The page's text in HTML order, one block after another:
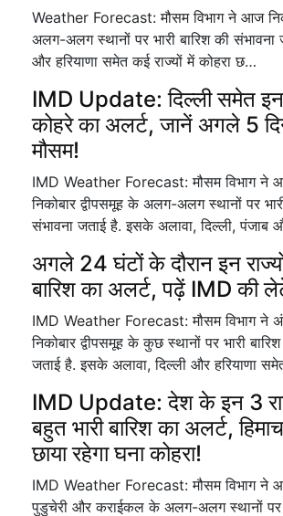
Weather Forecast: मौसम विभाग ने आज
अलग-अलग स्थानों पर भारी बारिश की संभावना
और हरियाणा समेत कई राज्यों में कोहरा छ…
IMD Update: दिल्ली समेत इन
कोहरे का अलर्ट, जानें अगले 5
मौसम!
IMD Weather Forecast: मौसम विभाग ने
निकोबार द्वीपसमूह के अलग-अलग स्थानों पर
संभावना जताई है. इसके अलावा, दिल्ली, पंजाब
अगले 24 घंटों के दौरान इन
बारिश का अलर्ट, पढ़ें IMD की
IMD Weather Forecast: मौसम विभाग ने
निकोबार द्वीपसमूह के कुछ स्थानों पर भारी
जताई है. इसके अलावा, दिल्ली और हरियाणा
IMD Update: देश के इन 3
बहुत भारी बारिश का अलर्ट,
छाया रहेगा घना कोहरा!
IMD Weather Forecast: मौसम विभाग ने
पुडुचेरी और कराईकल के अलग-अलग स्थानों पर